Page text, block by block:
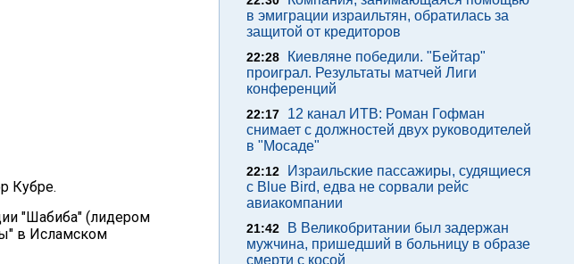
Кубре.
"Шабиба" (лидером
в Исламском
в эмиграции израильтян, обратилась за
защитой от кредиторов
22:28
Киевляне победили. "Бейтар"
проиграл. Результаты матчей Лиги
конференций
22:17
12 канал ИТВ: Роман Гофман
снимает с должностей двух руководителей
в "Мосаде"
22:12
Израильские пассажиры, судящиеся
с Blue Bird, едва не сорвали рейс
авиакомпании
21:42
В Великобритании был задержан
мужчина, пришедший в больницу в образе
смерти с косой